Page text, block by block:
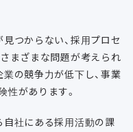
つからない、採用プロセ
まざまな問題が考えられ
の競争力が低下し、事業
があります。
自社にある採用活動の課